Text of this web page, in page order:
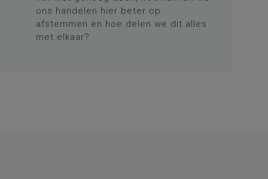
ons handelen hier beter op
afstemmen en hoe delen we dit alles
met elkaar?